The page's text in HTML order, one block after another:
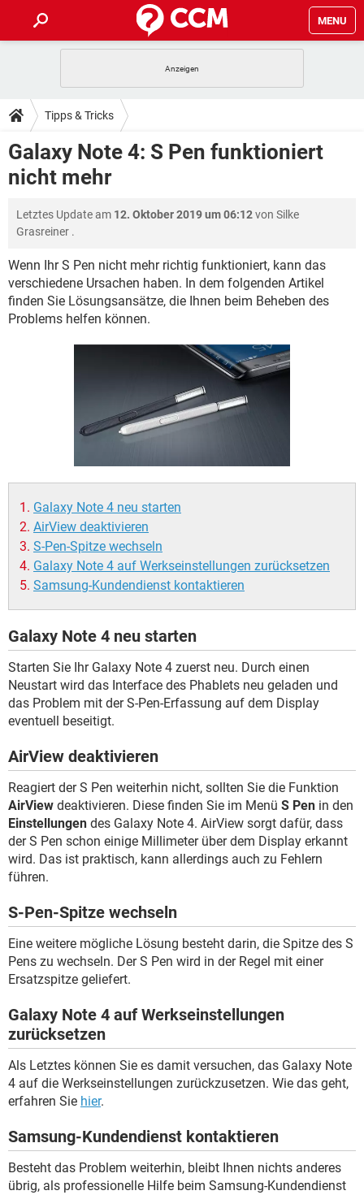
MENU
ANDROID
WINDOWS 10 INSTAGRAM
WHATSAPP
TIPPS & TRICKS
SPIELE
ANDROID IOS
WHATSAPP TIKTOK
DOWNLOADS
SPIELE
WINDOWS 10
WHATSAPP TIKTOK
FACEBOOK HARDWARE
FORUM
SPIELE STREAMING
WINDOWS 10 INSTAGRAM
WHATSAPP TIKTOK
LEXIKON
SPIELE STREAMING
ANDROID IOS
WINDOWS 10
HARDWARE
Tipps & Tricks
Galaxy Note 4: S Pen funktioniert
nicht mehr
Letztes Update am 12. Oktober 2019 um 06:12von Silke
Grasreiner .
Wenn Ihr S Pen nicht mehr richtig funktioniert, kann das
verschiedene Ursachen haben. In dem folgenden Artikel
finden Sie Lösungsansätze, die Ihnen beim Beheben des
Problems helfen können.
Galaxy Note 4 neu starten
AirView deaktivieren
S-Pen-Spitze wechseln
Galaxy Note 4 auf Werkseinstellungen zurücksetzen
Samsung-Kundendienst kontaktieren
Galaxy Note 4 neu starten
Starten Sie Ihr Galaxy Note 4 zuerst neu. Durch einen
Neustart wird das Interface des Phablets neu geladen und
das Problem mit der S-Pen-Erfassung auf dem Display
eventuell beseitigt.
AirView deaktivieren
Reagiert der S Pen weiterhin nicht, sollten Sie die Funktion
AirView deaktivieren. Diese finden Sie im Menü S Pen in den
Einstellungen des Galaxy Note 4. AirView sorgt dafür, dass
der S Pen schon einige Millimeter über dem Display erkannt
wird. Das ist praktisch, kann allerdings auch zu Fehlern
führen.
S-Pen-Spitze wechseln
Eine weitere mögliche Lösung besteht darin, die Spitze des S
Pens zu wechseln. Der S Pen wird in der Regel mit einer
Ersatzspitze geliefert.
Galaxy Note 4 auf Werkseinstellungen
zurücksetzen
Als Letztes können Sie es damit versuchen, das Galaxy Note
4 auf die Werkseinstellungen zurückzusetzen. Wie das geht,
erfahren Sie hier.
Samsung-Kundendienst kontaktieren
Besteht das Problem weiterhin, bleibt Ihnen nichts anderes
übrig, als professionelle Hilfe beim Samsung-Kundendienst